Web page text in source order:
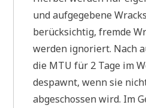
und aufgegebene
berücksichtig, fremde
werden ignoriert. Nach
die MTU für 2 Tage im
despawnt, wenn sie
abgeschossen wird. Im